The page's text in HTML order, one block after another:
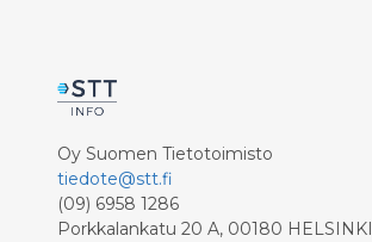
Oy Suomen Tietotoimisto
tiedote@stt.fi
(09) 6958 1286
Porkkalankatu 20 A, 00180 HELSINKI